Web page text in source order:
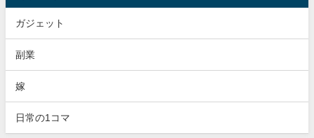
ガジェット
副業
嫁
日常の1コマ